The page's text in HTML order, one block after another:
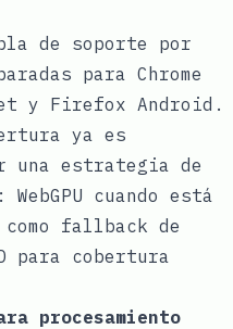
de soporte por
para Chrome
y Firefox Android.
ya es
una estrategia de
: WebGPU cuando está
como fallback de
para cobertura
procesamiento